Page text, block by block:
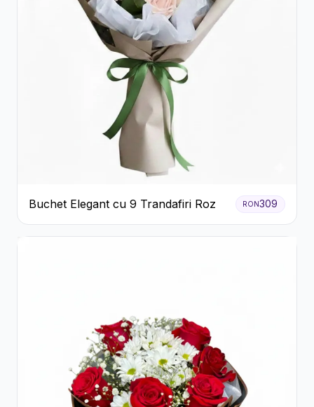
Buchet Elegant cu 9 Trandafiri Roz RON309